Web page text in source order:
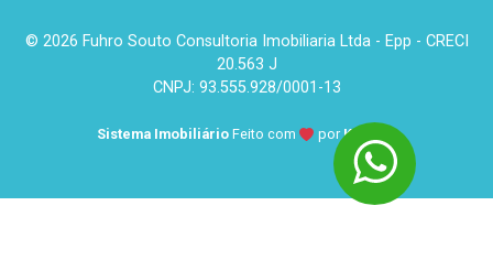
© 2026 Fuhro Souto Consultoria Imobiliaria Ltda - Epp - CRECI
20.563 J
CNPJ: 93.555.928/0001-13
Sistema Imobiliário Feito com porKUROLE